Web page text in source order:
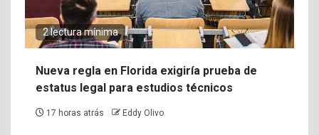
2 lectura mínima
Nueva regla en Florida exigiría prueba de
estatus legal para estudios técnicos
17 horas atrás Eddy Olivo